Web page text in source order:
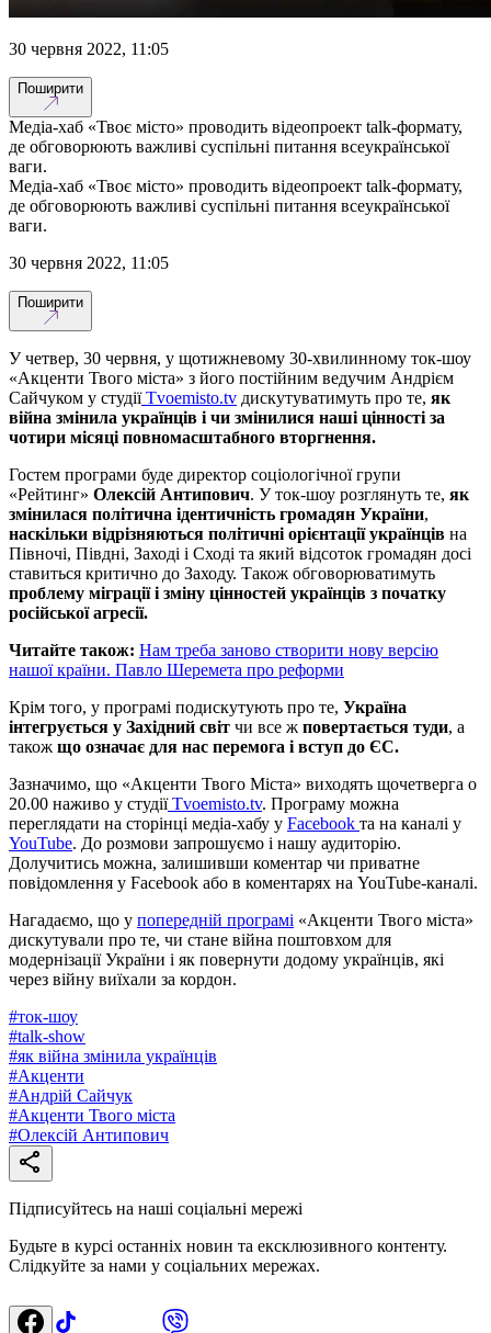
30 червня 2022, 11:05
Поширити
Медіа-хаб «Твоє місто» проводить відеопроект talk-формату,
де обговорюють важливі суспільні питання всеукраїнської
ваги.
Медіа-хаб «Твоє місто» проводить відеопроект talk-формату,
де обговорюють важливі суспільні питання всеукраїнської
ваги.
30 червня 2022, 11:05
Поширити
У четвер, 30 червня, у щотижневому 30-хвилинному ток-шоу
«Акценти Твого міста» з його постійним ведучим Андрієм
Сайчуком у студіїTvoemisto.tv дискутуватимуть про те, як
війна змінила українців і чи змінилися наші цінності за
чотири місяці повномасштабного вторгнення.
Гостем програми буде директор соціологічної групи
«Рейтинг» Олексій Антипович. У ток-шоу розглянуть те, як
змінилася політична ідентичність громадян України,
наскільки відрізняються політичні орієнтації українців на
Півночі, Півдні, Заході і Сході та який відсоток громадян досі
ставиться критично до Заходу. Також обговорюватимуть
проблему міграції і зміну цінностей українців з початку
російської агресії.
Читайте також: Нам треба заново створити нову версію
нашої країни. Павло Шеремета про реформи
Крім того, у програмі подискутують про те, Україна
інтегрується у Західний світ чи все ж повертається туди, а
також що означає для нас перемога і вступ до ЄС.
Зазначимо, що «Акценти Твого Міста» виходять щочетверга о
20.00 наживо у студіїTvoemisto.tv. Програму можна
переглядати на сторінці медіа-хабу у Facebook та на каналі у
YouTube. До розмови запрошуємо і нашу аудиторію.
Долучитись можна, залишивши коментар чи приватне
повідомлення у Facebook або в коментарях на YouTube-каналі.
Нагадаємо, що у попередній програмі «Акценти Твого міста»
дискутували про те, чи стане війна поштовхом для
модернізації України і як повернути додому українців, які
через війну виїхали за кордон.
#ток-шоу
#talk-show
#як війна змінила українців
#Акценти
#Андрій Сайчук
#Акценти Твого міста
#Олексій Антипович
Підписуйтесь на наші соціальні мережі
Будьте в курсі останніх новин та ексклюзивного контенту.
Слідкуйте за нами у соціальних мережах.